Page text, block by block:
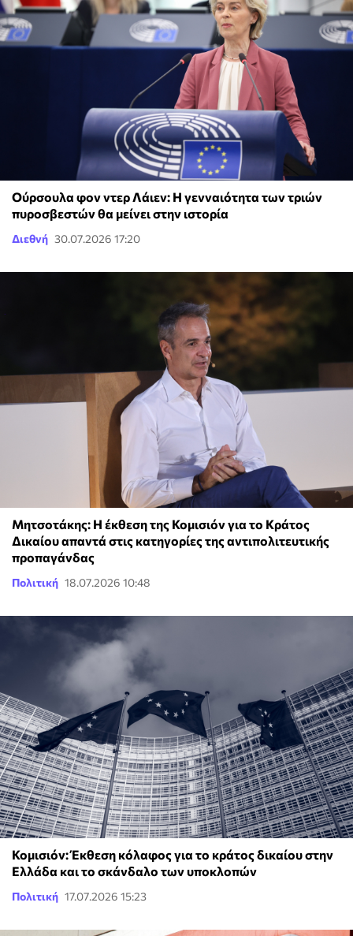
Ούρσουλα φον ντερ Λάιεν: Η γενναιότητα των τριών
πυροσβεστών θα μείνει στην ιστορία
Διεθνή 30.07.2026 17:20
Μητσοτάκης: Η έκθεση της Κομισιόν για το Κράτος
Δικαίου απαντά στις κατηγορίες της αντιπολιτευτικής
προπαγάνδας
Πολιτική 18.07.2026 10:48
Κομισιόν: Έκθεση κόλαφος για το κράτος δικαίου στην
Ελλάδα και το σκάνδαλο των υποκλοπών
Πολιτική 17.07.2026 15:23